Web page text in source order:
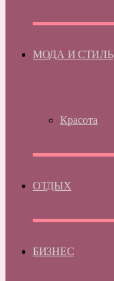
МОДА И СТИЛЬ
Красота
ОТДЫХ
БИЗНЕС